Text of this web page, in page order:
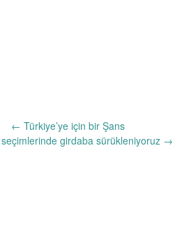
← Türkiye’ye için bir Şans
girdaba sürükleniyoruz →